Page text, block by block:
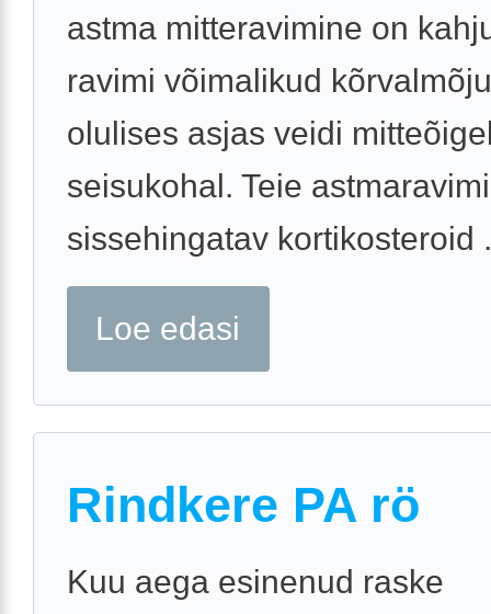
astma mitteravimine on
ravimi võimalikud
olulises asjas veidi
seisukohal. Teie astmaravimi
sissehingatav kortikosteroid
Loe edasi
Rindkere PA rö
Kuu aega esinenud raske